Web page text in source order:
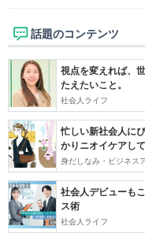
話題のコンテンツ
視点を変えれば、
たえたいこと。
社会人ライフ
忙しい新社会人に
かりニオイケアし
身だしなみ・ビジネス
社会人デビューも
ス術
社会人ライフ